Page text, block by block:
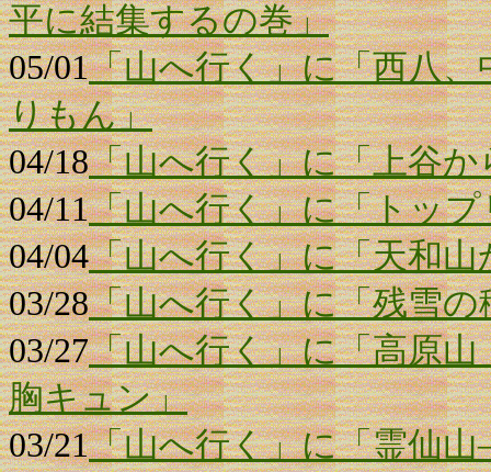
平に結集するの巻」
05/01「山へ行く」に「西八
りもん」
04/18「山へ行く」に「上谷
04/11「山へ行く」に「トップ
04/04「山へ行く」に「天和山
03/28「山へ行く」に「残雪
03/27「山へ行く」に「高原
胸キュン」
03/21「山へ行く」に「霊仙